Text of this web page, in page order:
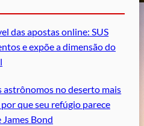
das apostas online: SUS
e expõe a dimensão do
astrônomos no deserto mais
que seu refúgio parece
Bond